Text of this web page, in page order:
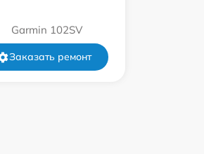
Garmin 102SV
Заказать ремонт